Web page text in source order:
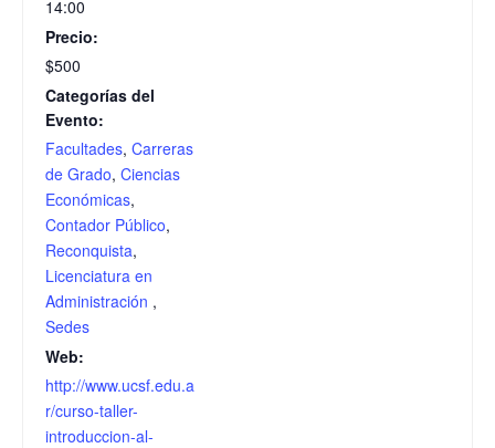
14:00
Precio:
$500
Categorías del
Evento:
Facultades, Carreras
de Grado, Ciencias
Económicas,
Contador Público,
Reconquista,
Licenciatura en
Administración ,
Sedes
Web:
http://www.ucsf.edu.a
r/curso-taller-
introduccion-al-